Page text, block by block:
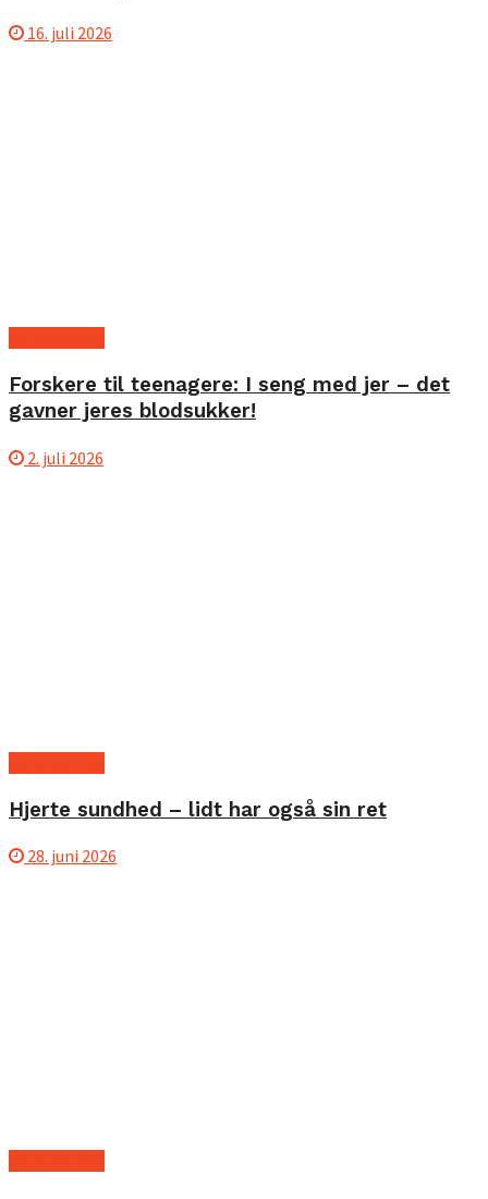
16. juli 2026
Forskere til teenagere: I seng med jer – det
gavner jeres blodsukker!
2. juli 2026
Hjerte sundhed – lidt har også sin ret
28. juni 2026